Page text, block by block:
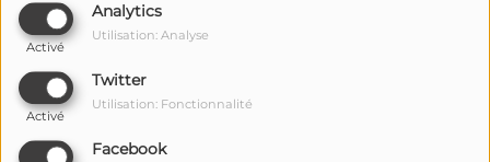
Analytics
Activé
Utilisation: Analyse
Twitter
Activé
Utilisation: Fonctionnalité
Facebook